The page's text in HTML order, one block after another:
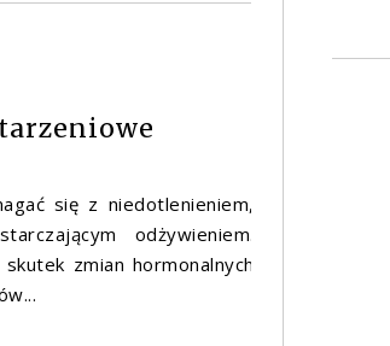
się z niedotlenieniem,
odżywieniem.
zmian hormonalnych